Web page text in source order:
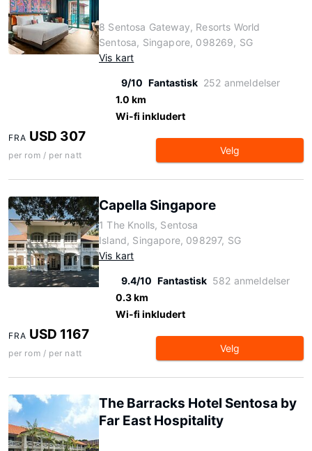
8 Sentosa Gateway, Resorts World
Sentosa, Singapore, 098269, SG
Vis kart
9/10 Fantastisk 252 anmeldelser
1.0 km
Wi-fi inkludert
FRA USD 307
per rom / per natt Velg
Capella Singapore
1 The Knolls, Sentosa
Island, Singapore, 098297, SG
Vis kart
9.4/10 Fantastisk 582 anmeldelser
0.3 km
Wi-fi inkludert
FRA USD 1167
per rom / per natt Velg
The Barracks Hotel Sentosa by
Far East Hospitality